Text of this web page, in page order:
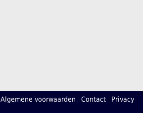
Algemene voorwaarden Contact Privacy